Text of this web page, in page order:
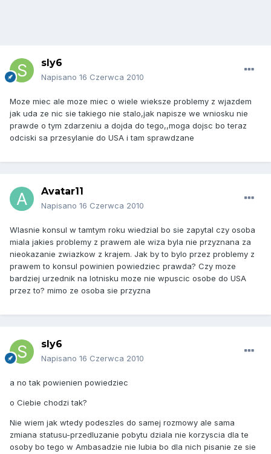
sly6
Napisano 16 Czerwca 2010
Moze miec ale moze miec o wiele wieksze problemy z wjazdem
jak uda ze nic sie takiego nie stalo,jak napisze we wniosku nie
prawde o tym zdarzeniu a dojda do tego,,moga dojsc bo teraz
odciski sa przesylanie do USA i tam sprawdzane
Avatar11
Napisano 16 Czerwca 2010
Wlasnie konsul w tamtym roku wiedzial bo sie zapytal czy osoba
miala jakies problemy z prawem ale wiza byla nie przyznana za
nieokazanie zwiazkow z krajem. Jak by to bylo przez problemy z
prawem to konsul powinien powiedziec prawda? Czy moze
bardziej urzednik na lotnisku moze nie wpuscic osobe do USA
przez to? mimo ze osoba sie przyzna
sly6
Napisano 16 Czerwca 2010
a no tak powienien powiedziec
o Ciebie chodzi tak?
Nie wiem jak wtedy podeszles do samej rozmowy ale sama
zmiana statusu-przedluzanie pobytu dziala nie korzyscia dla te
osoby bo tego w Ambasadzie nie lubia bo dla nich pisanie ze sie